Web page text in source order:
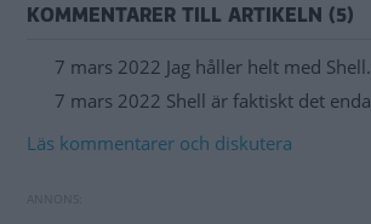
KOMMENTARER TILL ARTIKELN (5)
7 mars 2022 Jag håller helt med Shell.
7 mars 2022 Shell är faktiskt det
Läs kommentarer och diskutera